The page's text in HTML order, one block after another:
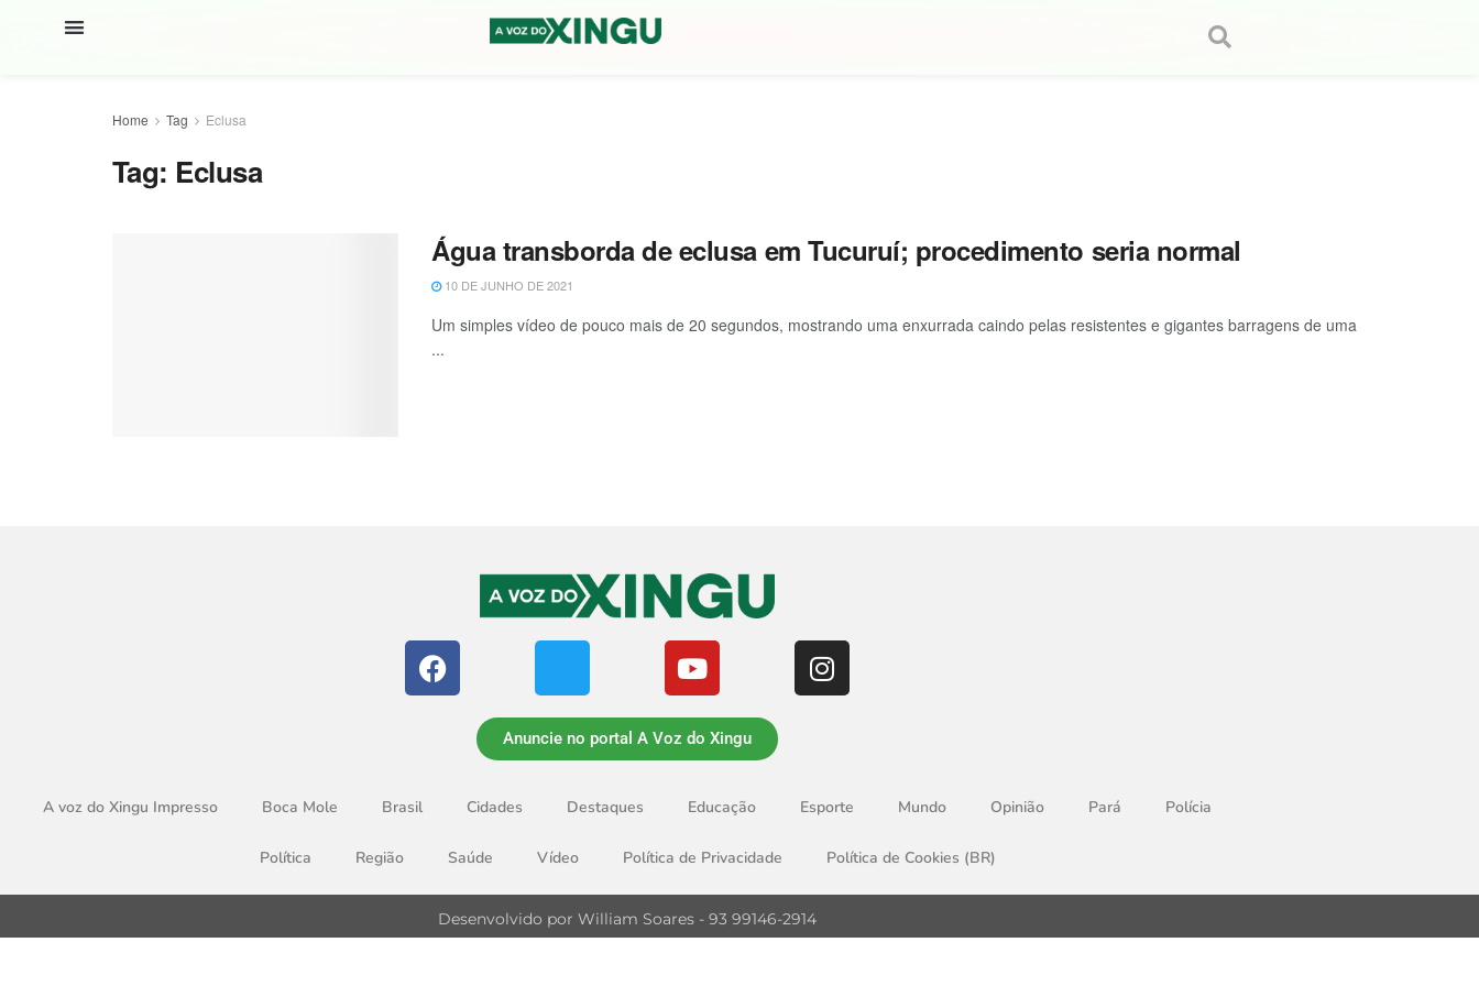
Home Tag Eclusa
Tag: Eclusa
Água transborda de eclusa em Tucuruí; procedimento seria normal
10 DE JUNHO DE 2021
Um simples vídeo de pouco mais de 20 segundos, mostrando uma enxurrada caindo pelas resistentes e gigantes barragens de uma
...
Anuncie no portal A Voz do Xingu
A voz do Xingu Impresso Boca Mole Brasil Cidades Destaques Educação Esporte Mundo Opinião Pará Polícia
Política Região Saúde Vídeo Política de Privacidade Política de Cookies (BR)
Desenvolvido por William Soares - 93 99146-2914